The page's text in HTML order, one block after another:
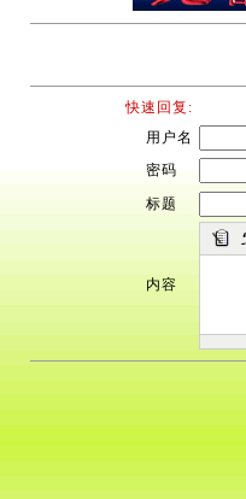
快速回复:
用户名
密码
标题
内容